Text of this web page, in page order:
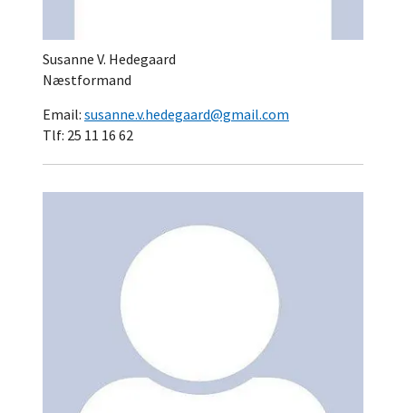
Susanne V. Hedegaard
Næstformand
Email: susanne.v.hedegaard@gmail.com
Tlf: 25 11 16 62